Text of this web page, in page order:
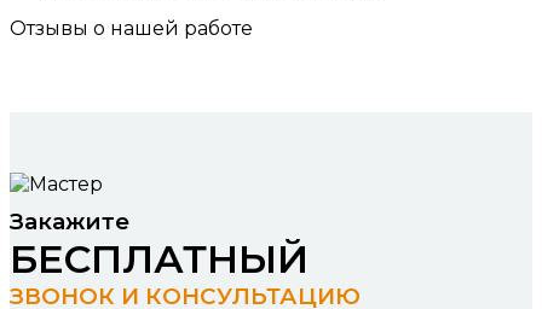
Отзывы о нашей работе
Закажите
БЕСПЛАТНЫЙ
ЗВОНОК И КОНСУЛЬТАЦИЮ